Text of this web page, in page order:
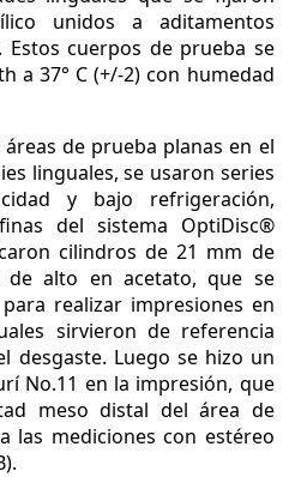
unidos a aditamentos
Estos cuerpos de prueba se
a 37° C (+/-2) con humedad
de prueba planas en el
linguales, se usaron series
y bajo refrigeración,
del sistema OptiDisc®
cilindros de 21 mm de
alto en acetato, que se
realizar impresiones en
sirvieron de referencia
desgaste. Luego se hizo un
No.11 en la impresión, que
meso distal del área de
las mediciones con estéreo